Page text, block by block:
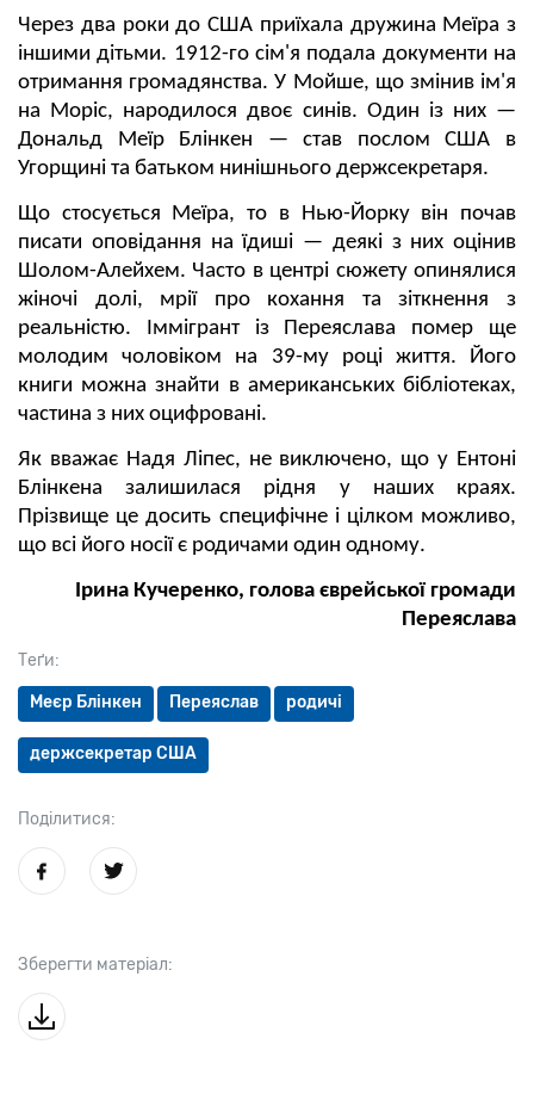
Теґи:
Меєр Блінкен Переяслав родичі
держсекретар США
Поділитися:
Зберегти матеріал:
Через два роки до США приїхала дружина Меїра з
іншими дітьми. 1912-го сім'я подала документи на
отримання громадянства. У Мойше, що змінив ім'я
на Моріс, народилося двоє синів. Один із них —
Дональд Меїр Блінкен — став послом США в
Угорщині та батьком нинішнього держсекретаря.
Що стосується Меїра, то в Нью-Йорку він почав
писати оповідання на їдиші — деякі з них оцінив
Шолом-Алейхем. Часто в центрі сюжету опинялися
жіночі долі, мрії про кохання та зіткнення з
реальністю. Іммігрант із Переяслава помер ще
молодим чоловіком на 39-му році життя. Його
книги можна знайти в американських бібліотеках,
частина з них оцифровані.
Як вважає Надя Ліпес, не виключено, що у Ентоні
Блінкена залишилася рідня у наших краях.
Прізвище це досить специфічне і цілком можливо,
що всі його носії є родичами один одному.
Ірина Кучеренко, голова єврейської громади
Переяслава